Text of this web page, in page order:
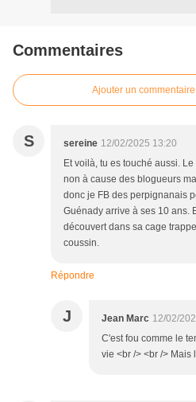
Commentaires
Ajouter un commentaire
S sereine 12/02/2025 13:20
Et voilà, tu es touché aussi.
non à cause des blogueurs
donc je FB des perpignanais
Guénady arrive à ses 10 ans.
découvert dans sa cage
coussin.
Répondre
J Jean Marc 12/02/
C'est fou comme le
vie <br /> <br />